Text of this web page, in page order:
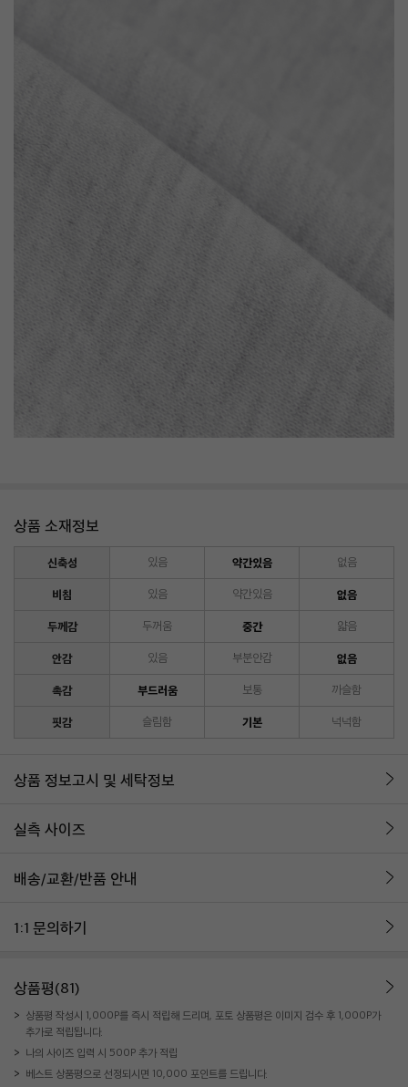
상품 소재정보
신축성 있음 약간있음 없음
비침 있음 약간있음 없음
두께감 두꺼움 중간 얇음
안감 있음 부분안감 없음
촉감 부드러움 보통 까슬함
핏감 슬림함 기본 넉넉함
상품 정보고시 및 세탁정보
실측 사이즈
배송/교환/반품 안내
1:1 문의하기
상품평(81)
상품평 작성시 1,000P를 즉시 적립해 드리며, 포토 상품평은 이미지 검수 후 1,000P가
추가로 적립됩니다.
나의 사이즈 입력 시 500P 추가 적립
베스트 상품평으로 선정되시면 10,000 포인트를 드립니다.